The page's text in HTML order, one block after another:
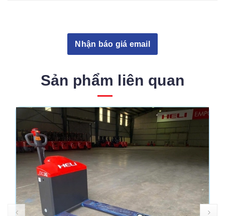
Nhận báo giá email
Sản phẩm liên quan